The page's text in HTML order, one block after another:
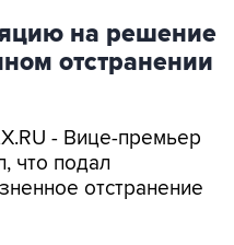
на решение
отстранении
- Вице-премьер
что подал
отстранение